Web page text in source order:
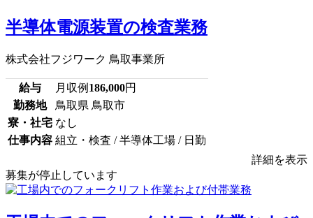
半導体電源装置の検査業務
株式会社フジワーク 鳥取事業所
給与 月収例 186,000円
勤務地
鳥取県 鳥取市
寮・社宅 なし
仕事内容 組立・検査 / 半導体工場 / 日勤
詳細を表示
募集が停止しています